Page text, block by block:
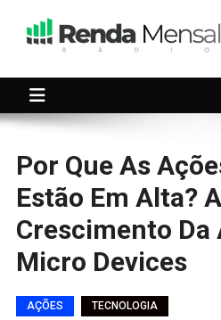
Por Que As
Estão Em Alta?
Crescimento Da
Micro Devices
AÇÕES TECNOLOGIA